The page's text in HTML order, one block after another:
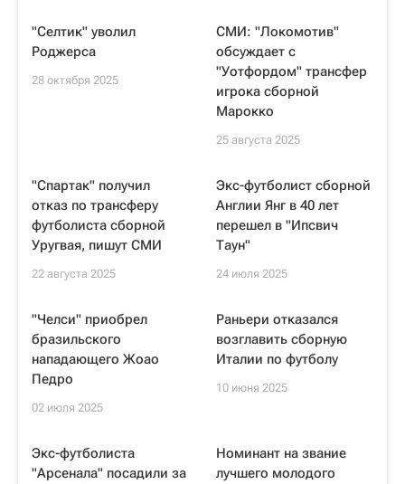
"Селтик" уволил
Роджерса
28 октября 2025
СМИ: "Локомотив"
обсуждает с
"Уотфордом" трансфер
игрока сборной
Марокко
25 августа 2025
"Спартак" получил
отказ по трансферу
футболиста сборной
Уругвая, пишут СМИ
22 августа 2025
Экс-футболист сборной
Англии Янг в 40 лет
перешел в "Ипсвич
Таун"
24 июля 2025
"Челси" приобрел
бразильского
нападающего Жоао
Педро
02 июля 2025
Раньери отказался
возглавить сборную
Италии по футболу
10 июня 2025
Экс-футболиста
"Арсенала" посадили за
Номинант на звание
лучшего молодого